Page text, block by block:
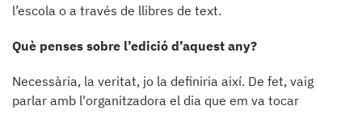
l’escola o a través de llibres de text.
Què penses sobre l’edició d’aquest any?
Necessària, la veritat, jo la definiria així. De fet, vaig
parlar amb l'organitzadora el dia que em va tocar